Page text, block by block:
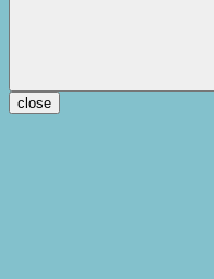
close